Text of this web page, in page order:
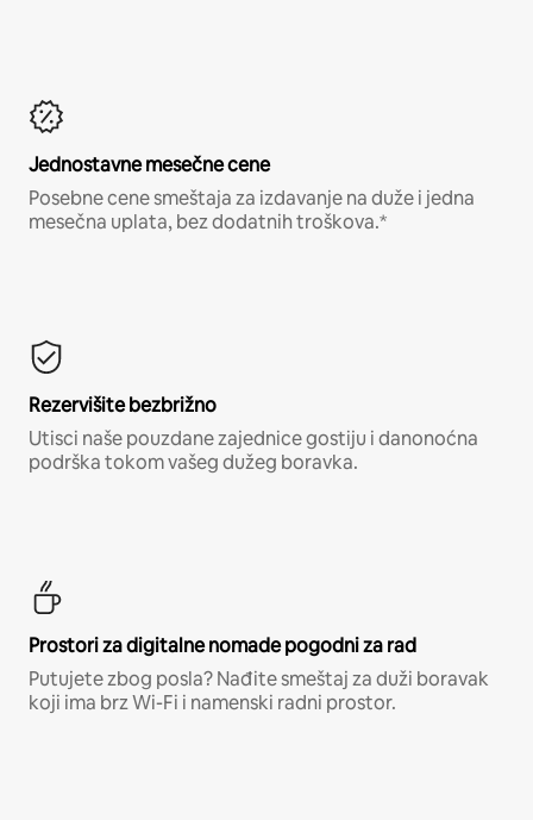
Jednostavne mesečne cene
Posebne cene smeštaja za izdavanje na duže i jedna
mesečna uplata, bez dodatnih troškova.*
Rezervišite bezbrižno
Utisci naše pouzdane zajednice gostiju i danonoćna
podrška tokom vašeg dužeg boravka.
Prostori za digitalne nomade pogodni za rad
Putujete zbog posla? Nađite smeštaj za duži boravak
koji ima brz Wi-Fi i namenski radni prostor.